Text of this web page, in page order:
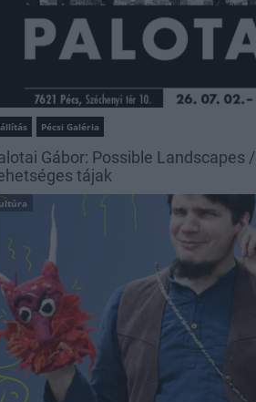
Pécsi Galéria
Gábor: Possible Landscapes /
tájak